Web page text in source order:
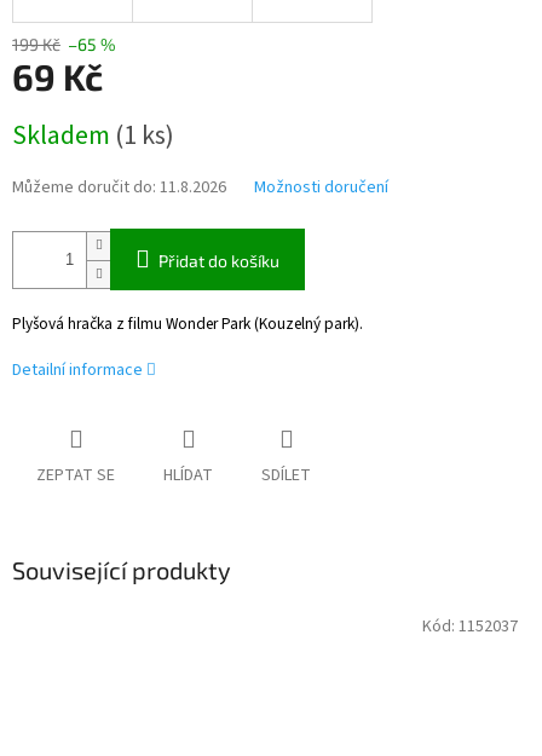
199 Kč –65 %
69 Kč
cena:
Skladem (1 ks)
Můžeme doručit do: 11.8.2026 Možnosti doručení
Přidat do košíku
Plyšová hračka z filmu Wonder Park (Kouzelný park).
Detailní informace
ZEPTAT SE HLÍDAT SDÍLET
Související produkty
Kód: 1152037